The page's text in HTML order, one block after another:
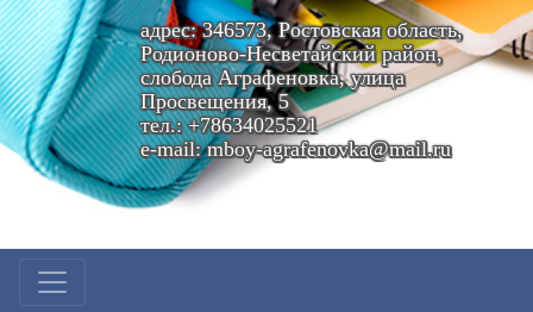
адрес: 346573, Ростовская область,
Родионово-Несветайский район,
слобода Аграфеновка, улица
Просвещения, 5
тел.: +78634025521
e-mail: mboy-agrafenovka@mail.ru